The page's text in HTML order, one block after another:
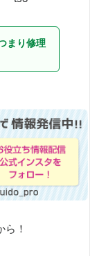
まり修理
！